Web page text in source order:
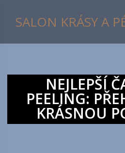
SALON KRÁSY A
NEJLEPŠÍ
PEELING:
KRÁSNOU